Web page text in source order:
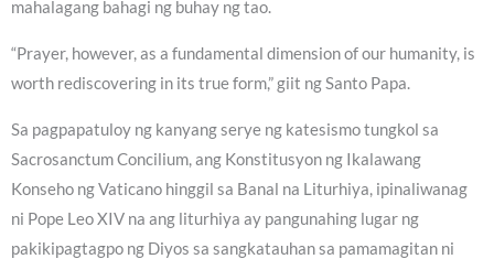
mahalagang bahagi ng buhay ng tao.
“Prayer, however, as a fundamental dimension of our humanity, is
worth rediscovering in its true form,” giit ng Santo Papa.
Sa pagpapatuloy ng kanyang serye ng katesismo tungkol sa
Sacrosanctum Concilium, ang Konstitusyon ng Ikalawang
Konseho ng Vaticano hinggil sa Banal na Liturhiya, ipinaliwanag
ni Pope Leo XIV na ang liturhiya ay pangunahing lugar ng
pakikipagtagpo ng Diyos sa sangkatauhan sa pamamagitan ni